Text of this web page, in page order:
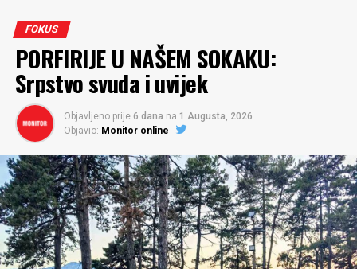
FOKUS
PORFIRIJE U NAŠEM SOKAKU:
Srpstvo svuda i uvijek
Objavljeno prije 6 dana na 1 Augusta, 2026
Objavio: Monitor online